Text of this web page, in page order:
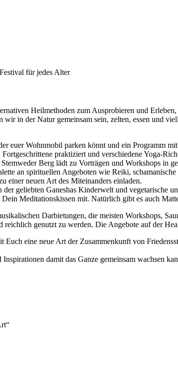
für jedes Alter
Heilmethoden zum Ausprobieren und
in der Natur gemeinsam sein, zelten, essen und
euer Wohnmobil parken könnt und ein Programm
praktiziert und verschiedene Yoga-
Berg lädt zu Vorträgen und Workshops in
an spirituellen Angeboten wie Reiki,
einer neuen Art des Miteinanders einladen.
geliebten Ganeshas Kinderwelt und vegetarische
Meditationskissen mit. Natürlich gibt es auch
Darbietungen, die meisten Workshops,
genutzt zu werden. Die Angebote auf der
eine neue Art der Zusammenkunft von
damit das Ganze gemeinsam wachsen